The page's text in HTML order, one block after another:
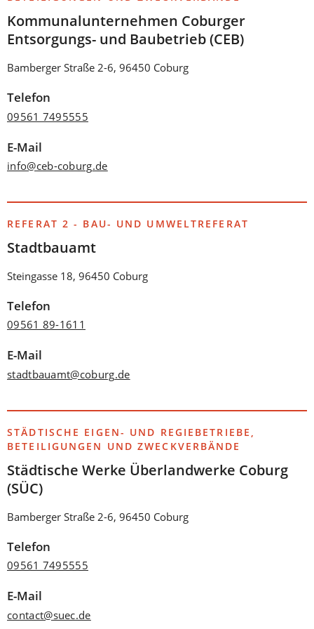
Kommunalunternehmen Coburger
Entsorgungs- und Baubetrieb (CEB)
Bamberger Straße 2-6, 96450 Coburg
Telefon
09561 7495555
E-Mail
info ceb-coburg de
REFERAT 2 - BAU- UND UMWELTREFERAT
Stadtbauamt
Steingasse 18, 96450 Coburg
Telefon
09561 89-1611
E-Mail
stadtbauamt coburg de
STÄDTISCHE EIGEN- UND REGIEBETRIEBE,
BETEILIGUNGEN UND ZWECKVERBÄNDE
Städtische Werke Überlandwerke Coburg
(SÜC)
Bamberger Straße 2-6, 96450 Coburg
Telefon
09561 7495555
E-Mail
contact suec de